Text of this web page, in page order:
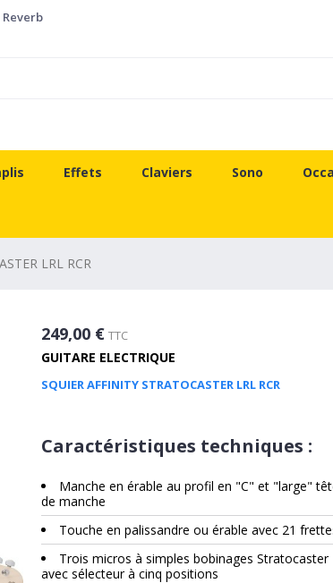
Reverb
Effets Claviers Sono
LRL RCR
249,00 € TTC
GUITARE ELECTRIQUE
SQUIER AFFINITY STRATOCASTER LRL RCR
Caractéristiques techniques :
Manche en érable au profil en "C" et "large"
de manche
Touche en palissandre ou érable avec 21
Trois micros à simples bobinages Stratocaster
avec sélecteur à cinq positions